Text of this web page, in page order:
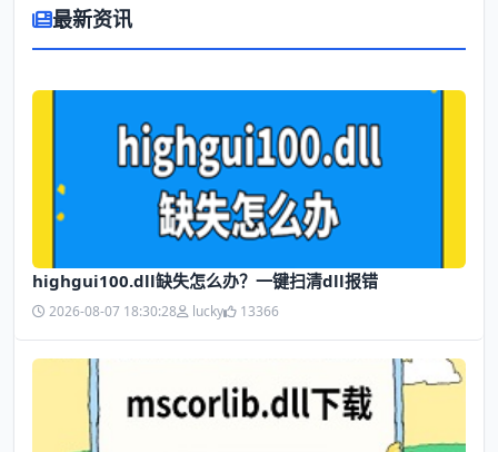
最新资讯
highgui100.dll缺失怎么办？一键扫清dll报错
2026-08-07 18:30:28 lucky 13366